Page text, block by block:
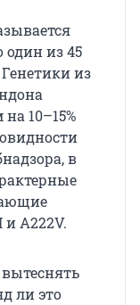
один из 45
из
10–15%
в
A222V.
ли это